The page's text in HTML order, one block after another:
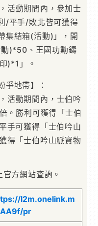
活動期間內，參加士
/平手/敗北皆可獲得
集結箱(活動)」，開
)*50、王國功勳鑄
)*1」。
爭地帶】：
活動期間內，士伯吟
。勝利可獲得「士伯
手可獲得「士伯吟山
得「士伯吟山脈寶物
方網站查詢。
l2m.onelink.m
pr